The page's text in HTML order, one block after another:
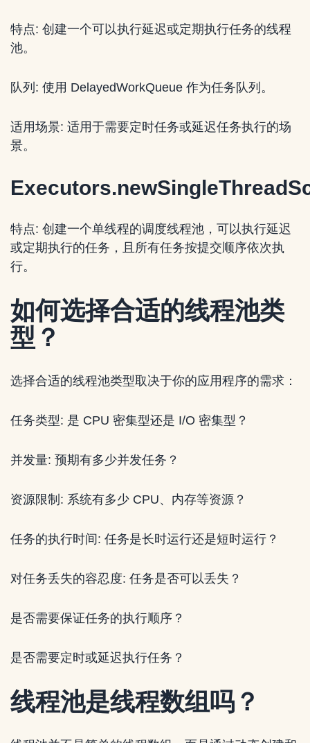
特点: 创建一个可以执行延迟或定期执行任务的线程
池。
队列: 使用 DelayedWorkQueue 作为任务队列。
适用场景: 适用于需要定时任务或延迟任务执行的场
景。
特点: 创建一个单线程的调度线程池，可以执行延迟
或定期执行的任务，且所有任务按提交顺序依次执
行。
如何选择合适的线程池类
型？
选择合适的线程池类型取决于你的应用程序的需求：
任务类型: 是 CPU 密集型还是 I/O 密集型？
并发量: 预期有多少并发任务？
资源限制: 系统有多少 CPU、内存等资源？
任务的执行时间: 任务是长时运行还是短时运行？
对任务丢失的容忍度: 任务是否可以丢失？
是否需要保证任务的执行顺序？
是否需要定时或延迟执行任务？
线程池是线程数组吗？